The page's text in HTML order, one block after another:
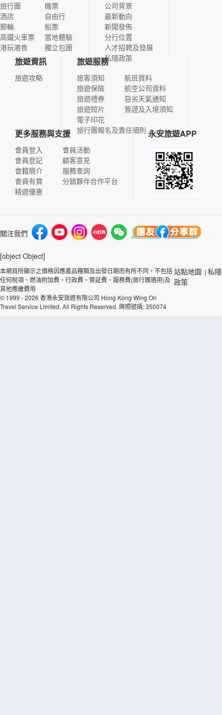
旅行團
酒店
郵輪
高鐵火車票
港玩港食
機票
自由行
船票
當地體驗
獨立包團
公司背景
最新動向
新聞發佈
分行位置
人才招聘及發展
私隱政策
旅遊資訊
旅遊攻略
旅遊服務
旅客須知
旅遊保險
旅遊禮券
旅遊短片
電子印花
航班資料
航空公司資料
惡劣天氣通知
簽證及入境須知
旅行團報名及責任細則
更多服務與支援
會員登入
會員登記
會籍簡介
會員有賞
精選優惠
會員活動
顧客意見
服務查詢
分銷夥伴合作平台
永安旅遊APP
關注我們
[object Object]
本網頁所顯示之價格因應產品種類及出發日期而有所不同，不包括
任何稅項、燃油附加費、行政費、簽証費、服務費(旅行團適用)及
其他應繳費用
© 1999 - 2026 香港永安旅遊有限公司 Hong Kong Wing On
Travel Service Limited. All Rights Reserved. 牌照號碼: 350074
站點地圖 | 私隱
政策